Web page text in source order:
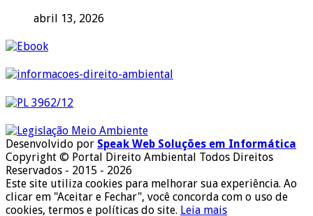
abril 13, 2026
Desenvolvido por Speak Web Soluções em Informática
Copyright © Portal Direito Ambiental Todos Direitos
Reservados - 2015 - 2026
Este site utiliza cookies para melhorar sua experiência. Ao
clicar em "Aceitar e Fechar", você concorda com o uso de
cookies, termos e políticas do site. Leia mais